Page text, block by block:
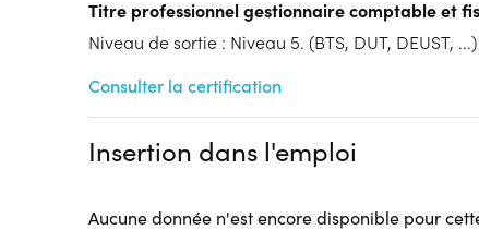
Lieu de formation
24b Rue Gantois
ADONIS - Rose Carmin
Accès handicap :Pas d'accès handicap
Restauration :Pas de restauration
Titre professionnel gestionnaire comptable et
Niveau de sortie : Niveau 5. (BTS, DUT, DEUST, ...)
Consulter la certification
Insertion dans l'emploi
Aucune donnée n'est encore disponible pour